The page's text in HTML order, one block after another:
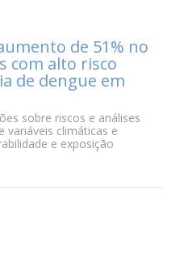
de 51% no
com alto risco
de dengue em
sobre riscos e análises
variáveis climáticas e
e exposição